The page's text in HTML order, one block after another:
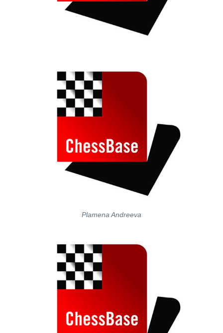
Plamena Andreeva